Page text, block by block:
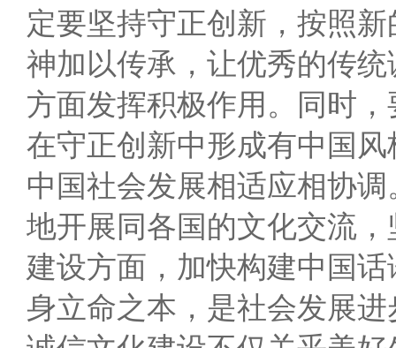
定要坚持守正创新，按照
神加以传承，让优秀的传
方面发挥积极作用。同时
在守正创新中形成有中国
中国社会发展相适应相协
地开展同各国的文化交流
建设方面，加快构建中国
身立命之本，是社会发展